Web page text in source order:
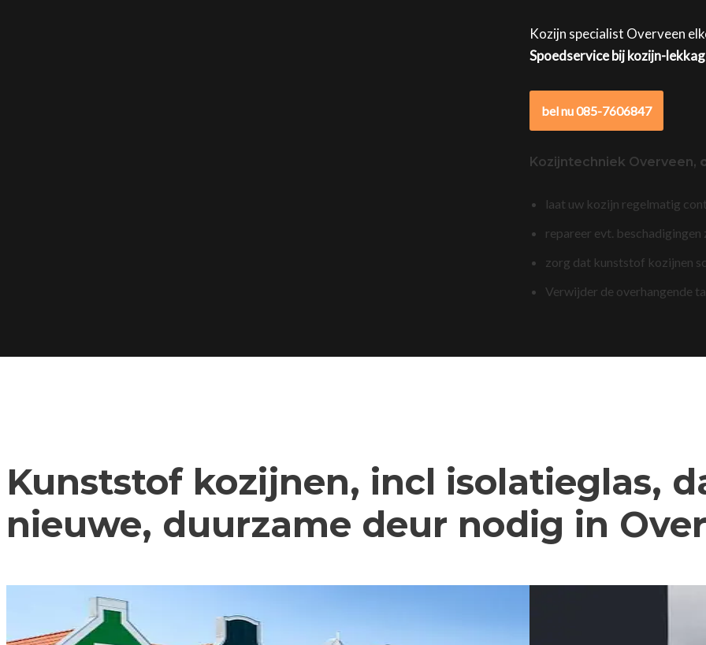
Kozijn specialist Overveen
Spoedservice bij kozijn-
bel nu 085-7606847
Kozijntechniek Overveen,
laat uw kozijn regelmatig
repareer evt.
zorg dat kunststof kozijnen
Verwijder de overhangende
Kunststof kozijnen, incl isolatieglas,
nieuwe, duurzame deur nodig in